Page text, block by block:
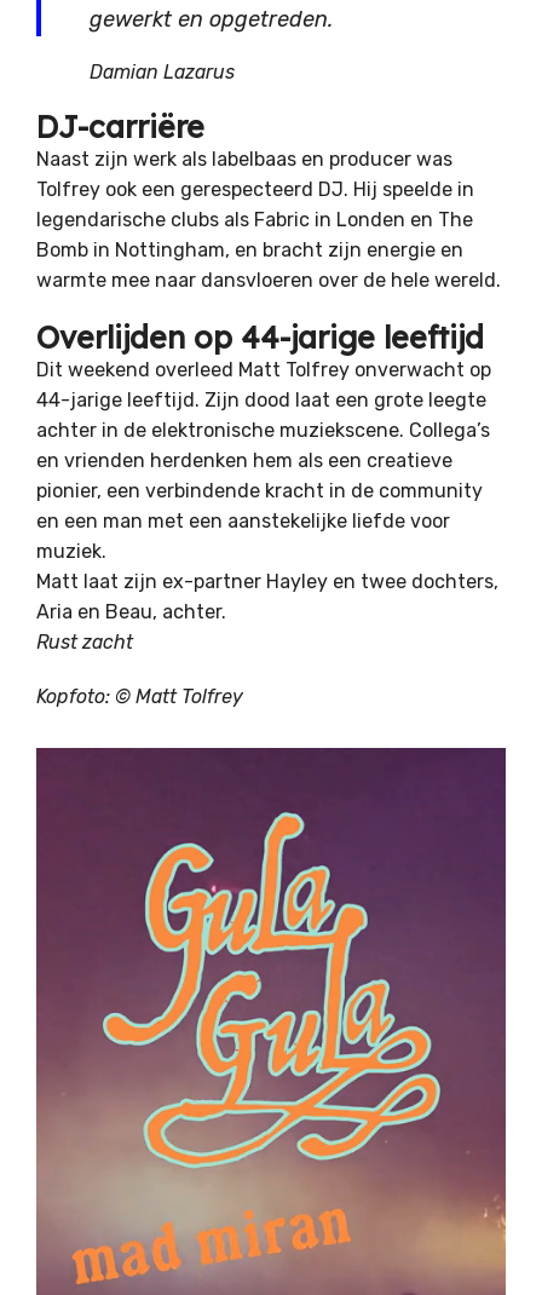
gewerkt en opgetreden.
Damian Lazarus
DJ-carriëre
Naast zijn werk als labelbaas en producer was
Tolfrey ook een gerespecteerd DJ. Hij speelde in
legendarische clubs als Fabric in Londen en The
Bomb in Nottingham, en bracht zijn energie en
warmte mee naar dansvloeren over de hele wereld.
Overlijden op 44-jarige leeftijd
Dit weekend overleed Matt Tolfrey onverwacht op
44-jarige leeftijd. Zijn dood laat een grote leegte
achter in de elektronische muziekscene. Collega’s
en vrienden herdenken hem als een creatieve
pionier, een verbindende kracht in de community
en een man met een aanstekelijke liefde voor
muziek.
Matt laat zijn ex-partner Hayley en twee dochters,
Aria en Beau, achter.
Rust zacht
Kopfoto: © Matt Tolfrey